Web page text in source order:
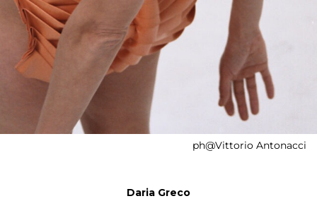
ph@Vittorio Antonacci
Daria Greco